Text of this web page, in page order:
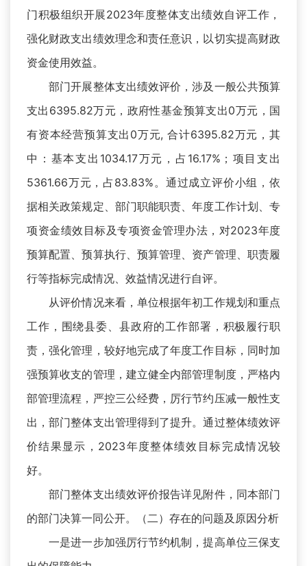
门积极组织开展2023年度整体支出绩效自评工作，
强化财政支出绩效理念和责任意识，以切实提高财政
资金使用效益。
部门开展整体支出绩效评价，涉及一般公共预算
支出6395.82万元，政府性基金预算支出0万元，国
有资本经营预算支出0万元, 合计6395.82万元，其
中：基本支出1034.17万元，占16.17%；项目支出
5361.66万元，占83.83%。通过成立评价小组，依
据相关政策规定、部门职能职责、年度工作计划、专
项资金绩效目标及专项资金管理办法，对2023年度
预算配置、预算执行、预算管理、资产管理、职责履
行等指标完成情况、效益情况进行自评。
从评价情况来看，单位根据年初工作规划和重点
工作，围绕县委、县政府的工作部署，积极履行职
责，强化管理，较好地完成了年度工作目标，同时加
强预算收支的管理，建立健全内部管理制度，严格内
部管理流程，严控三公经费，厉行节约压减一般性支
出，部门整体支出管理得到了提升。通过整体绩效评
价结果显示，2023年度整体绩效目标完成情况较
好。
部门整体支出绩效评价报告详见附件，同本部门
的部门决算一同公开。（二）存在的问题及原因分析
一是进一步加强厉行节约机制，提高单位三保支